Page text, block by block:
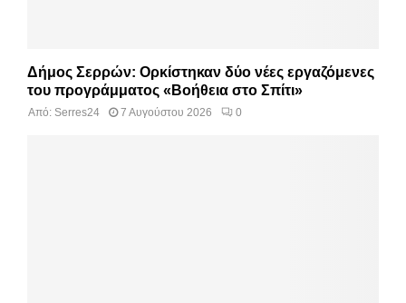
Δήμος Σερρών: Ορκίστηκαν δύο νέες εργαζόμενες
του προγράμματος «Βοήθεια στο Σπίτι»
Από: Serres24 7 Αυγούστου 2026 0